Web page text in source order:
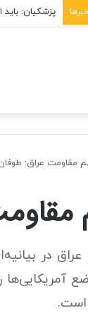
پزشکیان:
مقاومت عراق:
در
است.